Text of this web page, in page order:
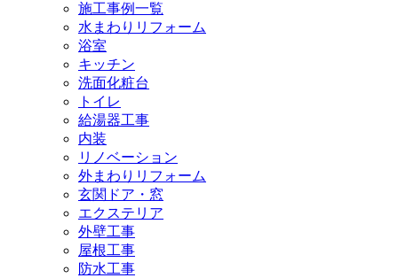
施工事例一覧
水まわりリフォーム
浴室
キッチン
洗面化粧台
トイレ
給湯器工事
内装
リノベーション
外まわりリフォーム
玄関ドア・窓
エクステリア
外壁工事
屋根工事
防水工事